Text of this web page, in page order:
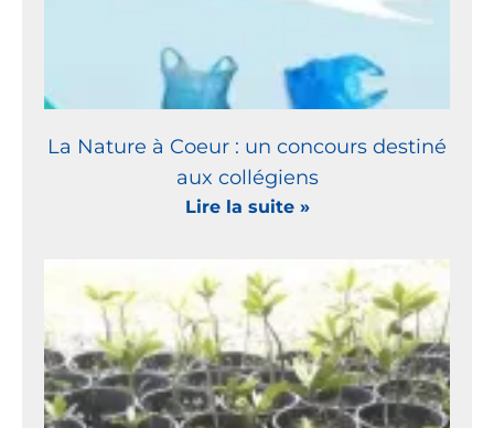
La Nature à Coeur : un concours destiné
aux collégiens
Lire la suite »